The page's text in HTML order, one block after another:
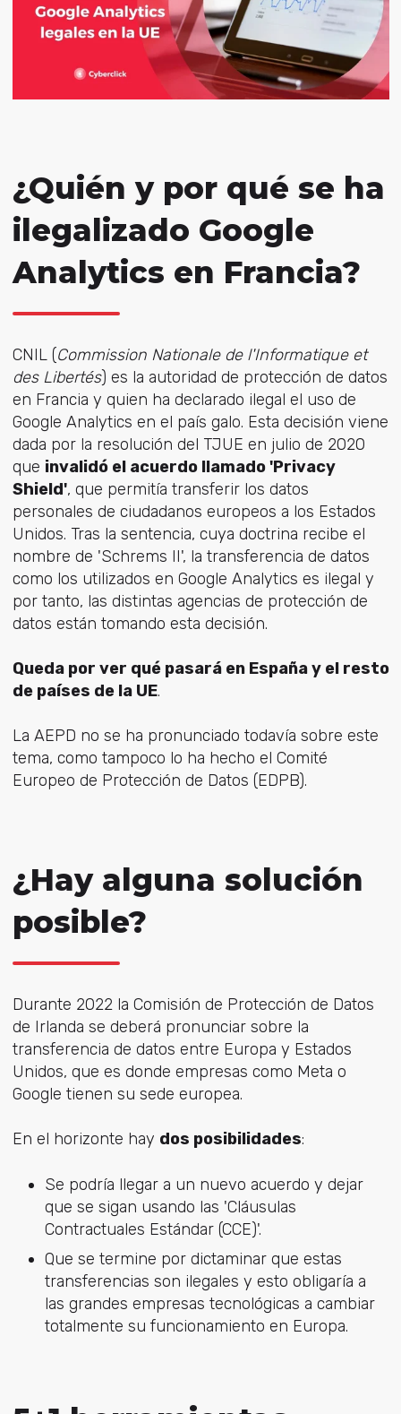
¿Quién y por qué se ha
ilegalizado Google
Analytics en Francia?
CNIL (Commission Nationale de l'Informatique et
des Libertés) es la autoridad de protección de datos
en Francia y quien ha declarado ilegal el uso de
Google Analytics en el país galo. Esta decisión viene
dada por la resolución del TJUE en julio de 2020
que invalidó el acuerdo llamado 'Privacy
Shield', que permitía transferir los datos
personales de ciudadanos europeos a los Estados
Unidos. Tras la sentencia, cuya doctrina recibe el
nombre de 'Schrems II', la transferencia de datos
como los utilizados en Google Analytics es ilegal y
por tanto, las distintas agencias de protección de
datos están tomando esta decisión.
Queda por ver qué pasará en España y el resto
de países de la UE.
La AEPD no se ha pronunciado todavía sobre este
tema, como tampoco lo ha hecho el Comité
Europeo de Protección de Datos (EDPB).
¿Hay alguna solución
posible?
Durante 2022 la Comisión de Protección de Datos
de Irlanda se deberá pronunciar sobre la
transferencia de datos entre Europa y Estados
Unidos, que es donde empresas como Meta o
Google tienen su sede europea.
En el horizonte hay dos posibilidades:
Se podría llegar a un nuevo acuerdo y dejar
que se sigan usando las 'Cláusulas
Contractuales Estándar (CCE)'.
Que se termine por dictaminar que estas
transferencias son ilegales y esto obligaría a
las grandes empresas tecnológicas a cambiar
totalmente su funcionamiento en Europa.